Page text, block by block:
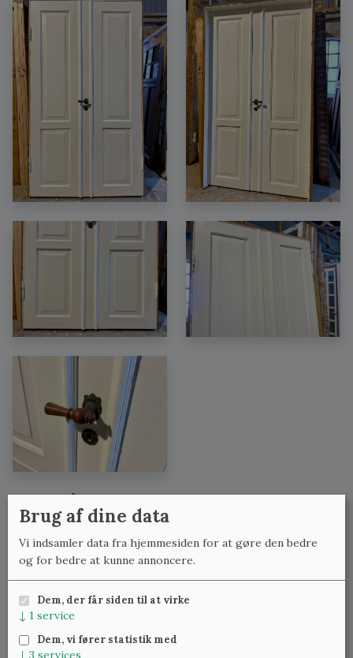
Se også:
Dobbeltdøre med lignende mål
Dobbeltdøre med lignende bredde
Dobbeltdøre med lignende højde
nye varer.
Brug af dine data
Vi indsamler data fra hjemmesiden for at gøre den bedre
og for bedre at kunne annoncere.
Dem, der får siden til at virke
↓ 1 service
Dem, vi fører statistik med
↓ 3 services